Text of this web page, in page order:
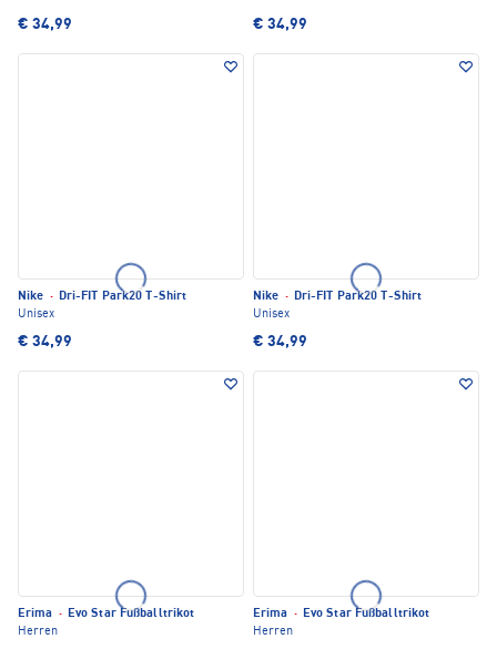
€ 34,99 € 34,99
Nike · Dri-FIT Park20 T-Shirt
Unisex
€ 34,99
Nike · Dri-FIT Park20 T-Shirt
Unisex
€ 34,99
Erima · Evo Star Fußballtrikot
Herren
Erima · Evo Star Fußballtrikot
Herren